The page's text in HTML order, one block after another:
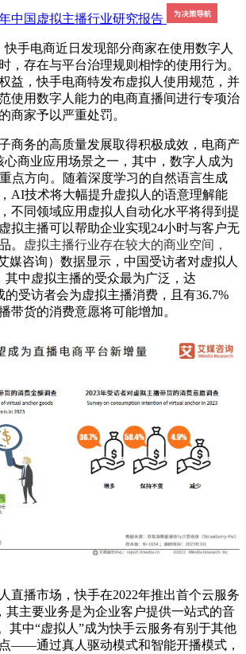
快手电商近日发现部分商家在使用数字人
，存在与平台治理规则相悖的使用行为。
益，快手电商特发布虚拟人使用规范，并
使用数字人能力的电商直播间进行专项治
商家予以严重处罚。
商务的高质量发展取得积极成效，电商产
商业应用场景之一，其中，数字人成为
点方向。随着深度学习的自然语言生成
AI技术将大幅提升虚拟人的语意理解能
不同领域应用虚拟人自动化水平将得到提
拟主播可以帮助企业实现24小时与客户无
。
虚拟主播行业存在较大的商业空间，
媒咨询）数据显示，中国受访者对虚拟人
其中虚拟主播的受众最为广泛，达
的受访者会为虚拟主播消费，且有36.7%
带货的消费意愿将可能增加。
直播市场，快手在2022年推出首个云服务
其主要业务是为企业客户提供一站式的音
其中“虚拟人”成为快手云服务有别于其他
——通过真人驱动模式和智能开播模式，